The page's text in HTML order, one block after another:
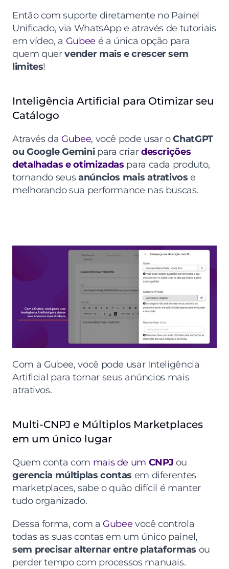
Então com suporte diretamente no Painel
Unificado, via WhatsApp e através de tutoriais
em vídeo, a Gubee é a única opção para
quem quer vender mais e crescer sem
limites!
Inteligência Artificial para Otimizar seu
Catálogo
Através da Gubee, você pode usar o ChatGPT
ou Google Gemini para criar descrições
detalhadas e otimizadas para cada produto,
tornando seus anúncios mais atrativos e
melhorando sua performance nas buscas.
Com a Gubee, você pode usar Inteligência
Artificial para tornar seus anúncios mais
atrativos.
Multi-CNPJ e Múltiplos Marketplaces
em um único lugar
Quem conta com mais de um CNPJ
gerencia múltiplas contas em diferentes
marketplaces, sabe o quão difícil é manter
tudo organizado.
Dessa forma, com a Gubee você controla
sem precisar alternar entre plataformas ou
perder tempo com processos manuais.